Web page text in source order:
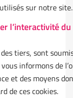
sur notre site.
l’interactivité
tiers, sont
informons de
et des moyens
de ces cookies.